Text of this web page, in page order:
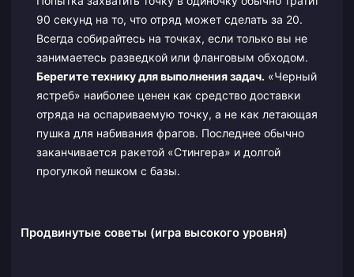
90 секунд на то, что отряд может сделать за 20.
Всегда собирайтесь на точках, если только вы не
занимаетесь разведкой или фланговым обходом.
Берегите технику для выполнения задач. «Черный
ястреб» наиболее ценен как средство доставки
отряда на оспариваемую точку, а не как летающая
пушка для набивания фрагов. Последнее обычно
заканчивается ракетой «Стингера» и долгой
прогулкой пешком с базы.
Продвинутые советы (игра высокого уровня)